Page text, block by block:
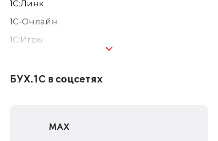
1С:Линк
1С-Онлайн
1C:Игры
1С:Консалтинг
1С:Дистрибьюция
БУХ.1С в соцсетях
MAX